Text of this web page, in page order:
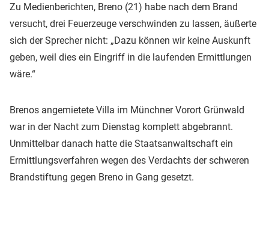
Zu Medienberichten, Breno (21) habe nach dem Brand
versucht, drei Feuerzeuge verschwinden zu lassen, äußerte
sich der Sprecher nicht: „Dazu können wir keine Auskunft
geben, weil dies ein Eingriff in die laufenden Ermittlungen
wäre.“
Brenos angemietete Villa im Münchner Vorort Grünwald
war in der Nacht zum Dienstag komplett abgebrannt.
Unmittelbar danach hatte die Staatsanwaltschaft ein
Ermittlungsverfahren wegen des Verdachts der schweren
Brandstiftung gegen Breno in Gang gesetzt.